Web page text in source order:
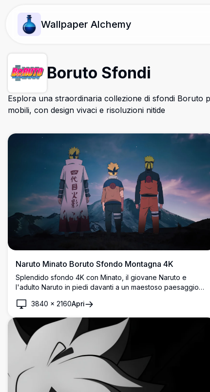
Wallpaper Alchemy
Boruto Sfondi
Esplora una straordinaria collezione di sfondi Boruto
mobili, con design vivaci e risoluzioni nitide
Naruto Minato Boruto Sfondo Montagna 4K
Splendido sfondo 4K con Minato, il giovane Naruto e
l'adulto Naruto in piedi davanti a un maestoso paesaggio
tributo generazionale dall'universo anime di Naruto.
3840 × 2160Apri